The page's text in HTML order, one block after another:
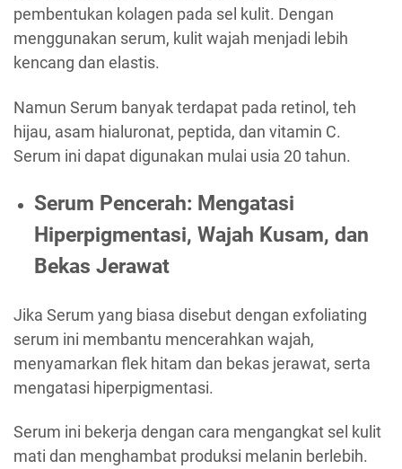
pembentukan kolagen pada sel kulit. Dengan
menggunakan serum, kulit wajah menjadi lebih
kencang dan elastis.
Namun Serum banyak terdapat pada retinol, teh
hijau, asam hialuronat, peptida, dan vitamin C.
Serum ini dapat digunakan mulai usia 20 tahun.
Serum Pencerah: Mengatasi
Hiperpigmentasi, Wajah Kusam, dan
Bekas Jerawat
Jika Serum yang biasa disebut dengan exfoliating
serum ini membantu mencerahkan wajah,
menyamarkan flek hitam dan bekas jerawat, serta
mengatasi hiperpigmentasi.
Serum ini bekerja dengan cara mengangkat sel kulit
mati dan menghambat produksi melanin berlebih.